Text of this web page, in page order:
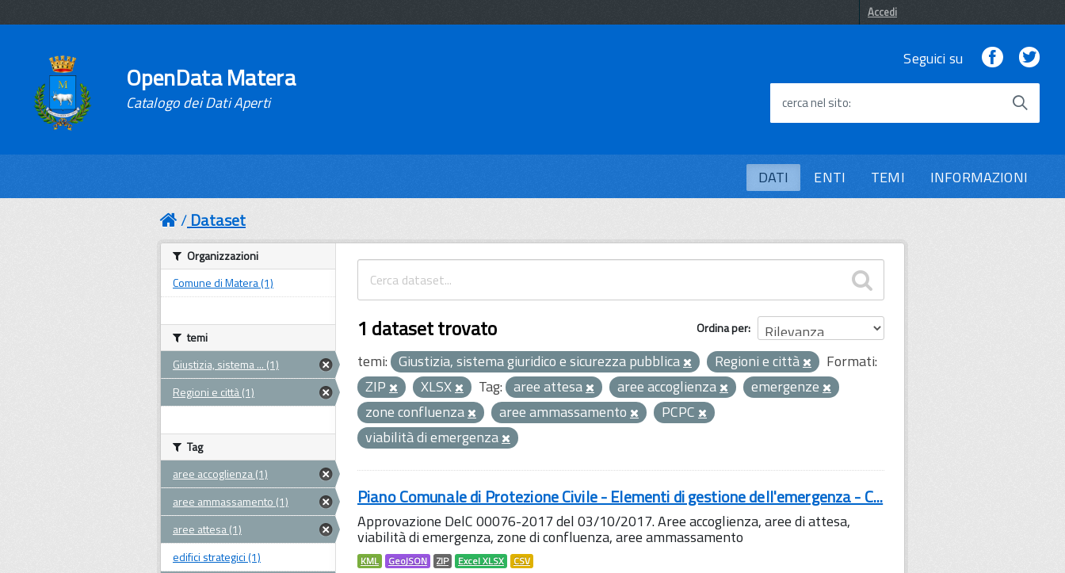
Accedi
OpenData Matera
Catalogo dei Dati Aperti
Seguici su Facebook
cerca nel sito
DATI ENTI TEMI INFORMAZIONI
Dataset
Ordina per
1 dataset trovato
temi: Giustizia, sistema giuridico e sicurezza pubblica Regioni e città
Formati:
ZIP
XLSX Tag: aree attesa aree accoglienza
emergenze
zone confluenza
aree ammassamento
PCPC
viabilità di emergenza
Piano Comunale di Protezione Civile - Elementi di gestione dell'emergenza - C...
Approvazione DelC 00076-2017 del 03/10/2017. Aree accoglienza, aree di attesa,
viabilità di emergenza, zone di confluenza, aree ammassamento
KML GeoJSON ZIP Excel XLSX CSV
Organizzazioni
Comune di Matera (1)
temi
Giustizia, sistema ... (1)
Regioni e città (1)
Tag
aree accoglienza (1)
aree ammassamento (1)
aree attesa (1)
edifici strategici (1)